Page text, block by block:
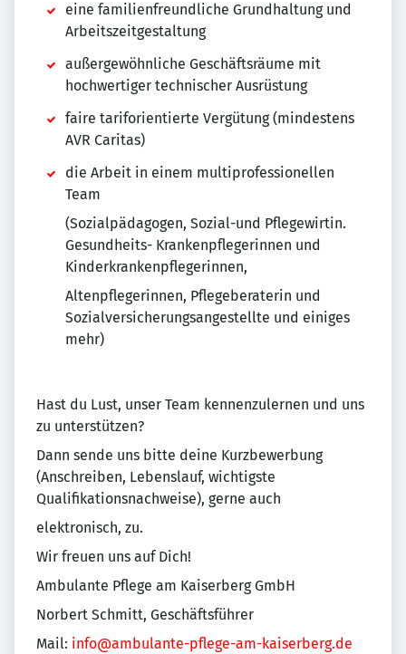
eine familienfreundliche Grundhaltung und
Arbeitszeitgestaltung
außergewöhnliche Geschäftsräume mit
hochwertiger technischer Ausrüstung
faire tariforientierte Vergütung (mindestens
AVR Caritas)
die Arbeit in einem multiprofessionellen
Team
(Sozialpädagogen, Sozial-und Pflegewirtin.
Gesundheits- Krankenpflegerinnen und
Kinderkrankenpflegerinnen,
Altenpflegerinnen, Pflegeberaterin und
Sozialversicherungsangestellte und einiges
mehr)
Hast du Lust, unser Team kennenzulernen und uns
zu unterstützen?
Dann sende uns bitte deine Kurzbewerbung
(Anschreiben, Lebenslauf, wichtigste
Qualifikationsnachweise), gerne auch
elektronisch, zu.
Wir freuen uns auf Dich!
Ambulante Pflege am Kaiserberg GmbH
Norbert Schmitt, Geschäftsführer
Mail: info@ambulante-pflege-am-kaiserberg.de